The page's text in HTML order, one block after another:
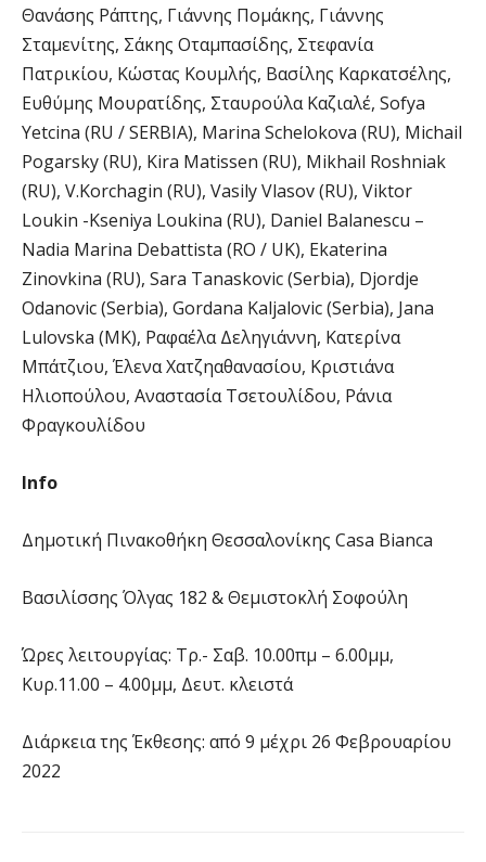
Θανάσης Ράπτης, Γιάννης Πομάκης, Γιάννης
Σταμενίτης, Σάκης Οταμπασίδης, Στεφανία
Πατρικίου, Κώστας Κουμλής, Βασίλης Καρκατσέλης,
Ευθύμης Μουρατίδης, Σταυρούλα Καζιαλέ, Sofya
Yetcina (RU / SERBIA), Marina Schelokova (RU), Michail
Pogarsky (RU), Kira Matissen (RU), Mikhail Roshniak
(RU), V.Korchagin (RU), Vasily Vlasov (RU), Viktor
Loukin -Kseniya Loukina (RU), Daniel Balanescu –
Nadia Marina Debattista (RO / UK), Ekaterina
Zinovkina (RU), Sara Tanaskovic (Serbia), Djordje
Odanovic (Serbia), Gordana Kaljalovic (Serbia), Jana
Lulovska (MK), Ραφαέλα Δεληγιάννη, Κατερίνα
Μπάτζιου, Έλενα Χατζηαθανασίου, Κριστιάνα
Ηλιοπούλου, Αναστασία Τσετουλίδου, Ράνια
Φραγκουλίδου
Info
Δημοτική Πινακοθήκη Θεσσαλονίκης Casa Bianca
Βασιλίσσης Όλγας 182 & Θεμιστοκλή Σοφούλη
Ώρες λειτουργίας: Τρ.- Σαβ. 10.00πμ – 6.00μμ,
Κυρ.11.00 – 4.00μμ, Δευτ. κλειστά
Διάρκεια της Έκθεσης: από 9 μέχρι 26 Φεβρουαρίου
2022